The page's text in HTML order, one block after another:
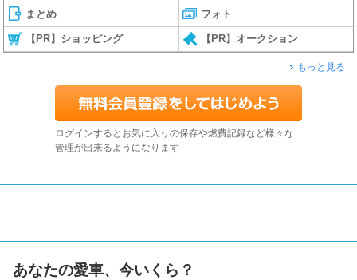
まとめ フォト
【PR】ショッピング 【PR】オークション
もっと見る
ログインするとお気に入りの保存や燃費記録など様々な
管理が出来るようになります
あなたの愛車、今いくら？